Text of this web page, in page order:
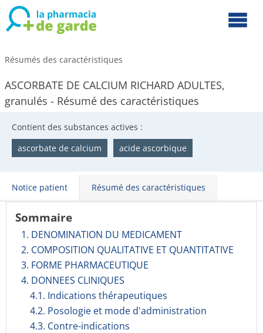
Résumés des caractéristiques
ASCORBATE DE CALCIUM RICHARD ADULTES,
granulés - Résumé des caractéristiques
Contient des substances actives :
ascorbate de calcium
acide ascorbique
Notice patient Résumé des caractéristiques
Sommaire
1. DENOMINATION DU MEDICAMENT
2. COMPOSITION QUALITATIVE ET QUANTITATIVE
3. FORME PHARMACEUTIQUE
4. DONNEES CLINIQUES
4.1. Indications thérapeutiques
4.2. Posologie et mode d'administration
4.3. Contre-indications